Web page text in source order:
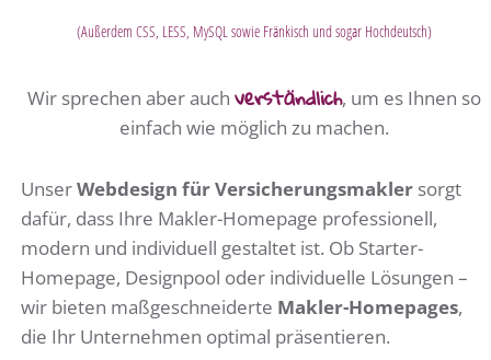
(Außerdem CSS, LESS, MySQL sowie Fränkisch und sogar Hochdeutsch)
Wir sprechen aber auch verständlich, um es Ihnen so
einfach wie möglich zu machen.
UnserWebdesign für Versicherungsmakler sorgt
dafür, dass Ihre Makler-Homepage professionell,
modern und individuell gestaltet ist. Ob Starter-
Homepage, Designpool oder individuelle Lösungen –
wir bieten maßgeschneiderte Makler-Homepages,
die Ihr Unternehmen optimal präsentieren.